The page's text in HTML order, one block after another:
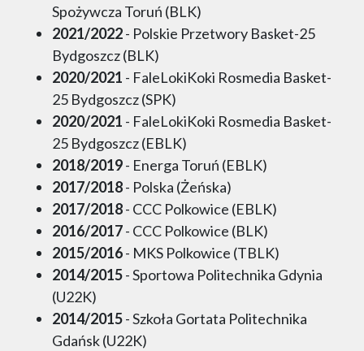
Spożywcza Toruń (BLK)
2021/2022- Polskie Przetwory Basket-25
Bydgoszcz (BLK)
2020/2021 - FaleLokiKoki Rosmedia Basket-
25 Bydgoszcz (SPK)
2020/2021 - FaleLokiKoki Rosmedia Basket-
25 Bydgoszcz (EBLK)
2018/2019- Energa Toruń (EBLK)
2017/2018- Polska (Żeńska)
2017/2018- CCC Polkowice (EBLK)
2016/2017- CCC Polkowice (BLK)
2015/2016- MKS Polkowice (TBLK)
2014/2015- Sportowa Politechnika Gdynia
(U22K)
2014/2015- Szkoła Gortata Politechnika
Gdańsk (U22K)